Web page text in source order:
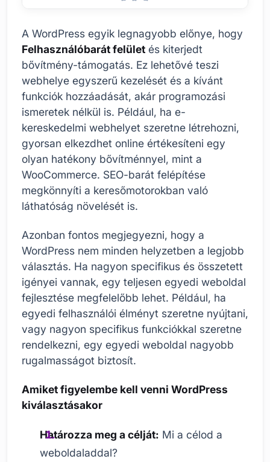
A WordPress egyik legnagyobb előnye, hogy
Felhasználóbarát felület és kiterjedt
bővítmény-támogatás. Ez lehetővé teszi
webhelye egyszerű kezelését és a kívánt
funkciók hozzáadását, akár programozási
ismeretek nélkül is. Például, ha e-
kereskedelmi webhelyet szeretne létrehozni,
gyorsan elkezdhet online értékesíteni egy
olyan hatékony bővítménnyel, mint a
WooCommerce. SEO-barát felépítése
megkönnyíti a keresőmotorokban való
láthatóság növelését is.
Azonban fontos megjegyezni, hogy a
WordPress nem minden helyzetben a legjobb
választás. Ha nagyon specifikus és összetett
igényei vannak, egy teljesen egyedi weboldal
fejlesztése megfelelőbb lehet. Például, ha
egyedi felhasználói élményt szeretne nyújtani,
vagy nagyon specifikus funkciókkal szeretne
rendelkezni, egy egyedi weboldal nagyobb
rugalmasságot biztosít.
Amiket figyelembe kell venni WordPress
kiválasztásakor
Határozza meg a célját: Mi a célod a
weboldaladdal?